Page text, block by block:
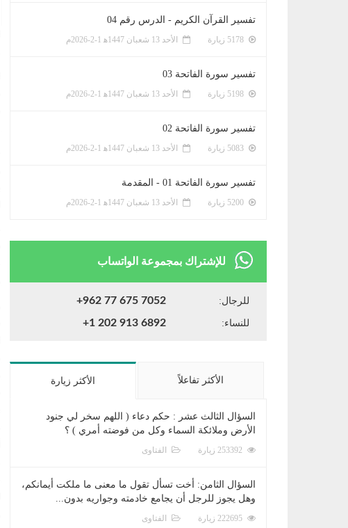
تفسير القرآن الكريم - الدرس رقم 04
الأحد 13 شعبان 1447ﻫ 1-2-2026م
تفسير سورة الفاتحة 03
الأحد 13 شعبان 1447ﻫ 1-2-2026م
تفسير سورة الفاتحة 02
الأحد 13 شعبان 1447ﻫ 1-2-2026م
تفسير سورة الفاتحة 01 - المقدمة
الأحد 13 شعبان 1447ﻫ 1-2-2026م
للإشتراك بمجموعة الواتساب
للرجال: +962 77 675 7052
للنساء: +1 202 913 6892
الأكثر زيارة الأكثر تفاعلاً
السؤال الثالث عشر : حكم دعاء ( اللهم سخر لي جنود
الأرض وملائكة السماء وكل من فوضته أمري ) ؟
الفتاوى
السؤال الثامن: أخت تسأل تقول ما معنى ما ملكت أيمانكم،
وهل يجوز للرجل أن يجامع خادمته وجواريه بدون...
الفتاوى